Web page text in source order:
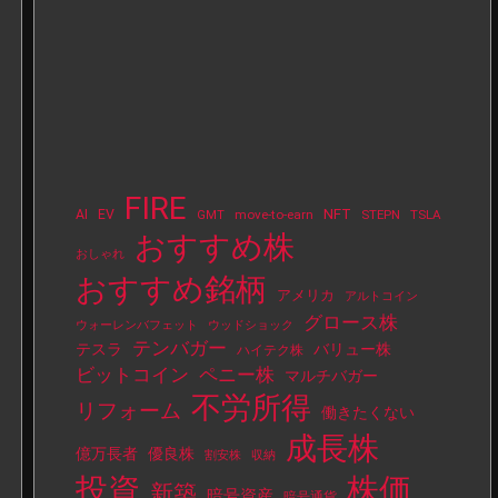
AI EV FIRE GMT move-to-earn NFT STEPN TSLA
おしゃれ
おすすめ株
おすすめ銘柄
アメリカ
アルトコイン
ウォーレンバフェット
ウッドショック グロース株
テスラ テンバガー ハイテク株 バリュー株
ビットコイン ペニー株 マルチバガー
リフォーム 不労所得 働きたくない
億万長者 優良株 割安株 収納 成長株